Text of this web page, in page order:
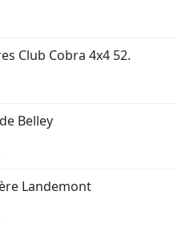
Club Cobra 4x4 52.
Belley
Landemont